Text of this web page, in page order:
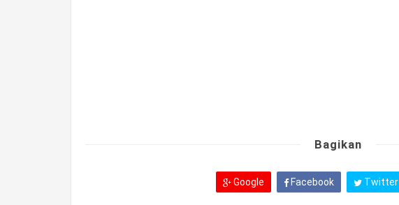
Bagikan
Google Facebook Twitter